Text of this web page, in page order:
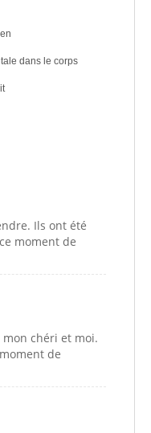
dans le corps
Ils ont été
moment de
mon chéri et moi.
de